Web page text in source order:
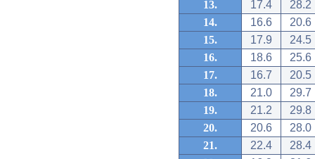
13.
17.4
28.2
14.
16.6
20.6
15.
17.9
24.5
16.
18.6
25.6
17.
16.7
20.5
18.
21.0
29.7
19.
21.2
29.8
20.
20.6
28.0
21.
22.4
28.4